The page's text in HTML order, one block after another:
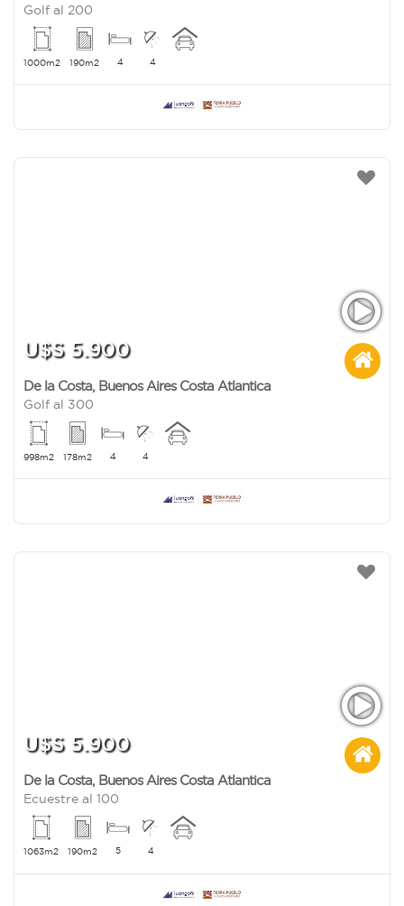
Golf al 200
1000m2 190m2 4 4
U$S 5.900
De la Costa, Buenos Aires Costa Atlantica
Golf al 300
998m2 178m2 4 4
U$S 5.900
De la Costa, Buenos Aires Costa Atlantica
Ecuestre al 100
1063m2 190m2 5 4